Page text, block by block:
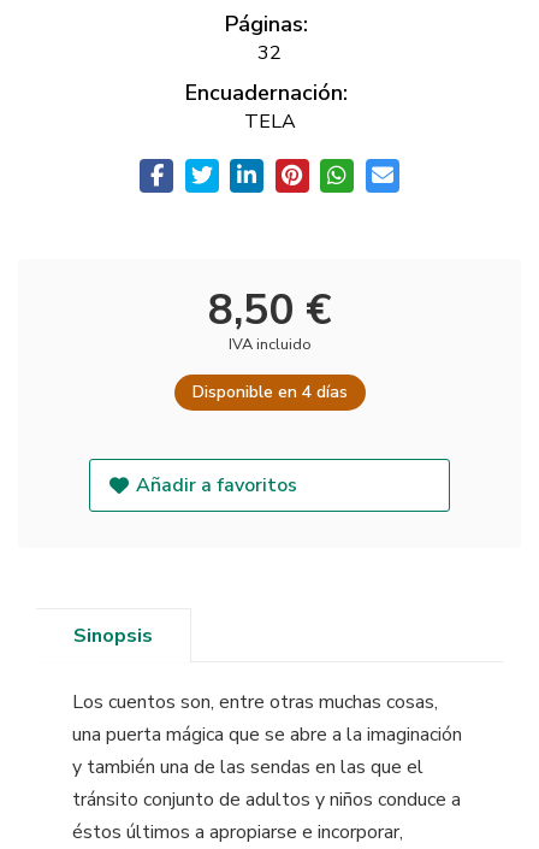
Páginas:
32
Encuadernación:
TELA
8,50 €
IVA incluido
Disponible en 4 días
Añadir a favoritos
Sinopsis
Los cuentos son, entre otras muchas cosas,
una puerta mágica que se abre a la imaginación
y también una de las sendas en las que el
tránsito conjunto de adultos y niños conduce a
éstos últimos a apropiarse e incorporar,